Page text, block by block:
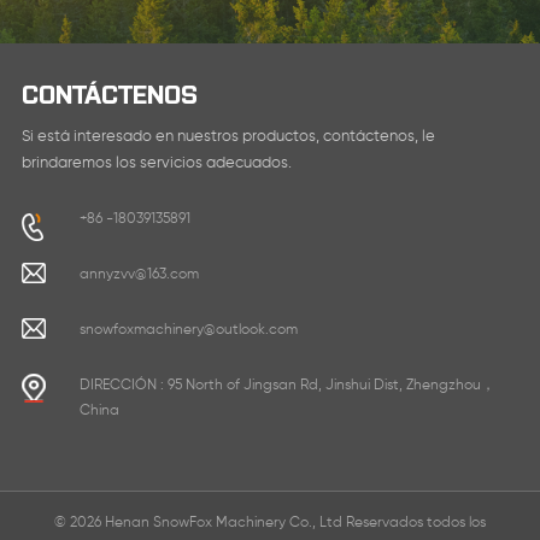
CONTÁCTENOS
Si está interesado en nuestros productos, contáctenos, le
brindaremos los servicios adecuados.
+86 -18039135891
annyzvv@163.com
snowfoxmachinery@outlook.com
DIRECCIÓN : 95 North of Jingsan Rd, Jinshui Dist, Zhengzhou，
China
© 2026 Henan SnowFox Machinery Co., Ltd Reservados todos los